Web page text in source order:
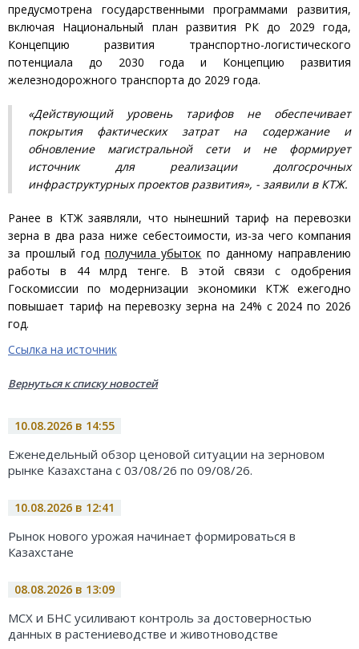
предусмотрена государственными программами развития,
включая Национальный план развития РК до 2029 года,
Концепцию развития транспортно-логистического
потенциала до 2030 года и Концепцию развития
железнодорожного транспорта до 2029 года.
«Действующий уровень тарифов не обеспечивает
покрытия фактических затрат на содержание и
обновление магистральной сети и не формирует
источник для реализации долгосрочных
инфраструктурных проектов развития», - заявили в КТЖ.
Ранее в КТЖ заявляли, что нынешний тариф на перевозки
зерна в два раза ниже себестоимости, из-за чего компания
за прошлый год получила убыток по данному направлению
работы в 44 млрд тенге. В этой связи с одобрения
Госкомиссии по модернизации экономики КТЖ ежегодно
повышает тариф на перевозку зерна на 24% с 2024 по 2026
год.
Ссылка на источник
Вернуться к списку новостей
10.08.2026 в 14:55
Еженедельный обзор ценовой ситуации на зерновом
рынке Казахстана с 03/08/26 по 09/08/26.
10.08.2026 в 12:41
Рынок нового урожая начинает формироваться в
Казахстане
08.08.2026 в 13:09
МСХ и БНС усиливают контроль за достоверностью
данных в растениеводстве и животноводстве